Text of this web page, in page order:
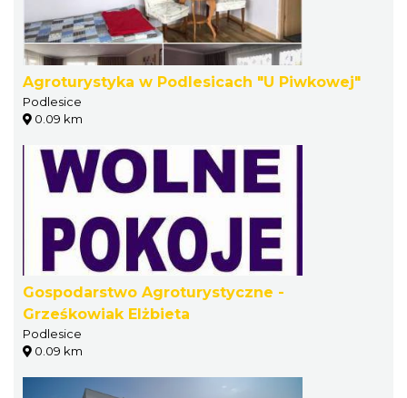
Agroturystyka w Podlesicach "U Piwkowej"
Podlesice
0.09 km
Gospodarstwo Agroturystyczne -
Grześkowiak Elżbieta
Podlesice
0.09 km